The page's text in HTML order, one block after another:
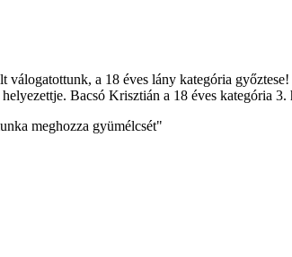
a 18 éves lány kategória
Bacsó Krisztián a 18 éves kategória 3.
meghozza gyümélcsét"